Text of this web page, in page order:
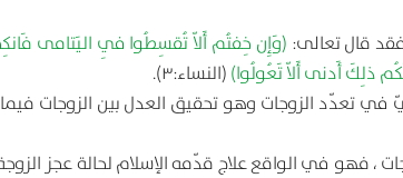
قال تعالى: (وَإِن خِفتُم أَلاّ تُقسِطُوا فِي اليَتامى
ذلِكَ أَدنى أَلاّ تَعُولُوا) (النساء:۳).
في تعدّد الزوجات وهو تحقيق العدل بين الزوجات
، فهو في الواقع علاج قدّمه الإسلام لحالة عجز